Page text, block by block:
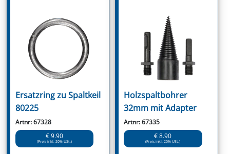
Ersatzring zu Spaltkeil
80225
Artnr: 67328
€ 9.90
(Preis inkl. 20% USt.)
Holzspaltbohrer
32mm mit Adapter
Artnr: 67335
€ 8.90
(Preis inkl. 20% USt.)